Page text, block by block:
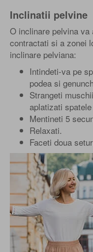
Inclinatii pelvine
O inclinare pelvina
contractati si a zonei
inclinare pelviana:
Intindeti-va pe
podea si
Strangeti
aplatizati
Mentineti 5
Relaxati.
Faceti doua